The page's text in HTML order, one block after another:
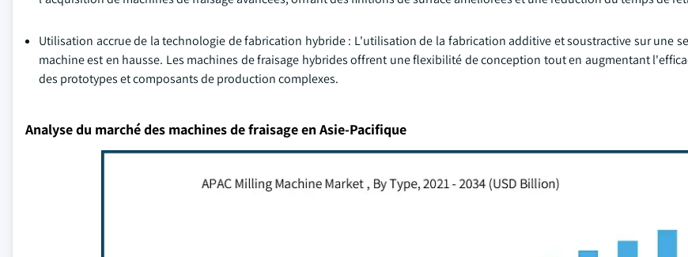
Utilisation accrue de la technologie de fabrication hybride : L'utilisation de la fabrication additive et soustractive sur une
machine est en hausse. Les machines de fraisage hybrides offrent une flexibilité de conception tout en augmentant
des prototypes et composants de production complexes.
Analyse du marché des machines de fraisage en Asie-Pacifique